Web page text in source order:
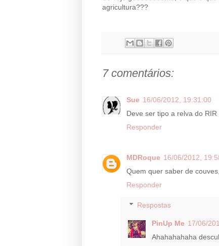
agricultura???
7 comentários:
Sue 16/06/2012, 19:31:00
Deve ser tipo a relva do RIR
Responder
MDRoque 16/06/2012,
Quem quer saber de
Responder
Respostas
PinUp Me 17/06/
Ahahahahaha